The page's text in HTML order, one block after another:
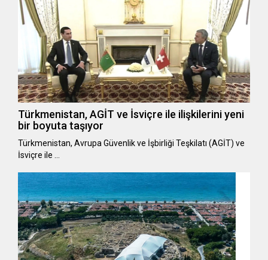
Türkmenistan, AGİT ve İsviçre ile ilişkilerini yeni
bir boyuta taşıyor
Türkmenistan, Avrupa Güvenlik ve İşbirliği Teşkilatı (AGİT) ve
İsviçre ile …